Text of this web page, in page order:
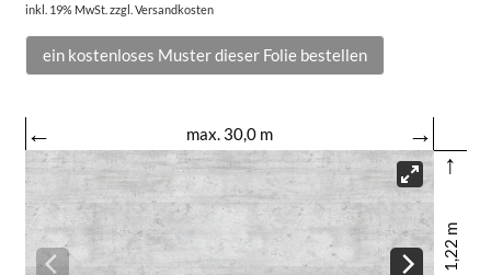
inkl. 19% MwSt. zzgl. Versandkosten
ein kostenloses Muster dieser Folie bestellen
← max. 30,0 m
→
↑